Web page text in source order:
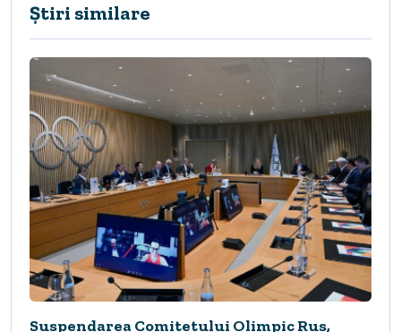
Știri similare
Suspendarea Comitetului Olimpic Rus,